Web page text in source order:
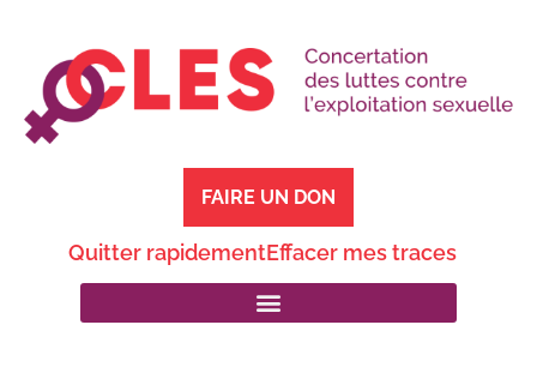
FAIRE UN DON
Quitter rapidementEffacer mes traces